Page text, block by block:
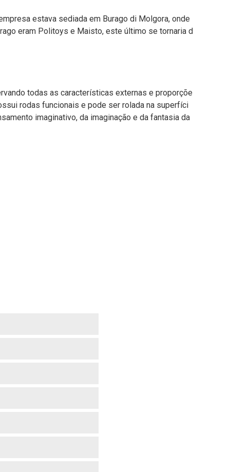
estava sediada em Burago di Molgora, onde
eram Politoys e Maisto, este último se tornaria d
todas as características externas e proporçõe
rodas funcionais e pode ser rolada na superfíci
imaginativo, da imaginação e da fantasia da